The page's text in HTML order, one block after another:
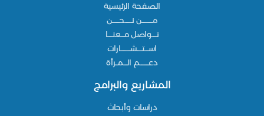
الصفحة الرئيسية
مـــــــــن نــــــحــــــن
تــــواصل مـــعنــــا
اســـتــــشــــــــارات
دعـــــــم الـــمــرأة
المشاريع والبرامج
دراسات وأبحاث